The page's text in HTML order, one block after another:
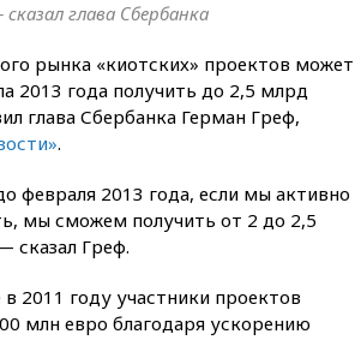
глава Сбербанка
рынка «киотских» проектов может
2013 года получить до 2,5 млрд
глава Сбербанка Герман Греф,
.
февраля 2013 года, если мы активно
мы сможем получить от 2 до 2,5
сказал Греф.
2011 году участники проектов
млн евро благодаря ускорению